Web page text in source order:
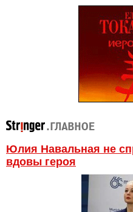
Юлия Навальная не
вдовы героя